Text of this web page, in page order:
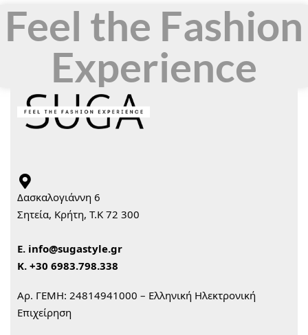
Feel the Fashion
Experience
Δασκαλογιάννη 6
Σητεία, Κρήτη, Τ.Κ 72 300
Ε. info@sugastyle.gr
Κ. +30 6983.798.338
Αρ. ΓΕΜΗ: 24814941000 – Ελληνική Ηλεκτρονική
Επιχείρηση